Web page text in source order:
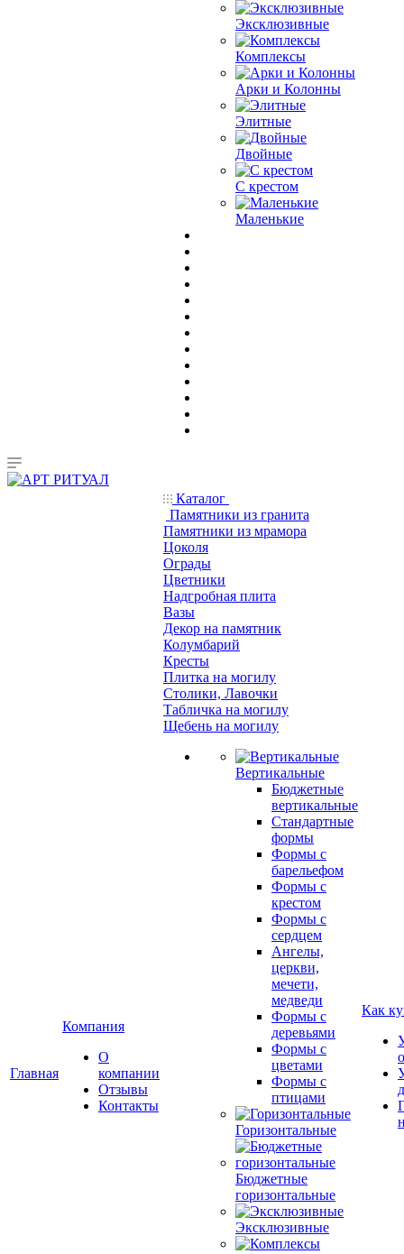
Эксклюзивные
Комплексы
Арки и Колонны
Элитные
Двойные
С крестом
Маленькие
Главная
Компания
О
компании
Отзывы
Контакты
Каталог
Памятники из гранита
Памятники из мрамора
Цоколя
Ограды
Цветники
Надгробная плита
Вазы
Декор на памятник
Колумбарий
Кресты
Плитка на могилу
Столики, Лавочки
Табличка на могилу
Щебень на могилу
Вертикальные
Бюджетные
вертикальные
Стандартные
формы
Формы с
барельефом
Формы с
крестом
Формы с
сердцем
Ангелы,
церкви,
мечети,
медведи
Формы с
деревьями
Формы с
цветами
Формы с
птицами
Горизонтальные
Бюджетные
горизонтальные
Эксклюзивные
Как